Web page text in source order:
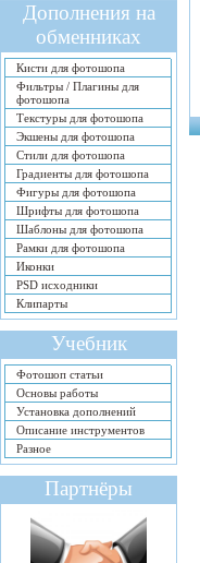
Дополнения на
обменниках
Кисти для фотошопа
Фильтры / Плагины для
фотошопа
Текстуры для фотошопа
Экшены для фотошопа
Стили для фотошопа
Градиенты для фотошопа
Фигуры для фотошопа
Шрифты для фотошопа
Шаблоны для фотошопа
Рамки для фотошопа
Иконки
PSD исходники
Клипарты
Учебник
Фотошоп статьи
Основы работы
Установка дополнений
Описание инструментов
Разное
Партнёры